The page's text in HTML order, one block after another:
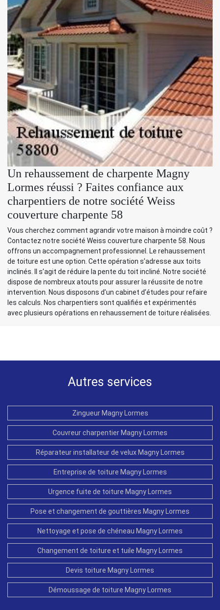
Un rehaussement de charpente Magny
Lormes réussi ? Faites confiance aux
charpentiers de notre société Weiss
couverture charpente 58
Vous cherchez comment agrandir votre maison à moindre coût ?
Contactez notre société Weiss couverture charpente 58. Nous
offrons un accompagnement professionnel. Le rehaussement
de toiture est une option. Cette opération s’adresse aux toits
inclinés. Il s’agit de réduire la pente du toit incliné. Notre société
dispose de nombreux atouts pour assurer la réussite de notre
intervention. Nous disposons d’un cabinet d’études pour refaire
les calculs. Nos charpentiers sont qualifiés et expérimentés
avec plusieurs opérations en rehaussement de toiture réalisées.
Autres services
Zingueur Magny Lormes
Couvreur charpentier Magny Lormes
Réparateur installateur de velux Magny Lormes
Entreprise de toiture Magny Lormes
Urgence fuite de toiture Magny Lormes
Pose et changement de gouttières Magny Lormes
Nettoyage et pose de chéneau Magny Lormes
Changement de toiture et tuile Magny Lormes
Devis toiture Magny Lormes
Démoussage de toiture Magny Lormes